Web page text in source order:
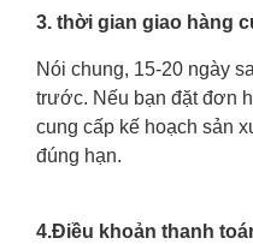
3. thời gian giao hàng
Nói chung, 15-20 ngày
trước. Nếu bạn đặt đơn
cung cấp kế hoạch sản
đúng hạn.
4.Điều khoản thanh